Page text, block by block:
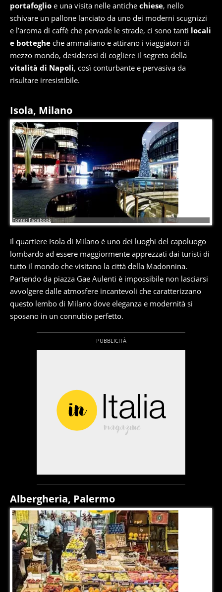
portafoglio e una visita nelle antiche chiese, nello
schivare un pallone lanciato da uno dei moderni scugnizzi
e l’aroma di caffè che pervade le strade, ci sono tanti locali
e botteghe che ammaliano e attirano i viaggiatori di
mezzo mondo, desiderosi di cogliere il segreto della
vitalità di Napoli, così conturbante e pervasiva da
risultare irresistibile.
Isola, Milano
Fonte: Facebook
Il quartiere Isola di Milano è uno dei luoghi del capoluogo
lombardo ad essere maggiormente apprezzati dai turisti di
tutto il mondo che visitano la città della Madonnina.
Partendo da piazza Gae Aulenti è impossibile non lasciarsi
avvolgere dalle atmosfere incantevoli che caratterizzano
questo lembo di Milano dove eleganza e modernità si
sposano in un connubio perfetto.
Albergheria, Palermo